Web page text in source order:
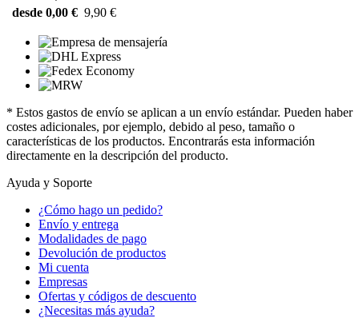
desde 0,00 € 9,90 €
* Estos gastos de envío se aplican a un envío estándar. Pueden haber
costes adicionales, por ejemplo, debido al peso, tamaño o
características de los productos. Encontrarás esta información
directamente en la descripción del producto.
Ayuda y Soporte
¿Cómo hago un pedido?
Envío y entrega
Modalidades de pago
Devolución de productos
Mi cuenta
Empresas
Ofertas y códigos de descuento
¿Necesitas más ayuda?